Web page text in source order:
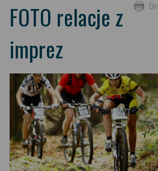
FOTO relacje z
imprez